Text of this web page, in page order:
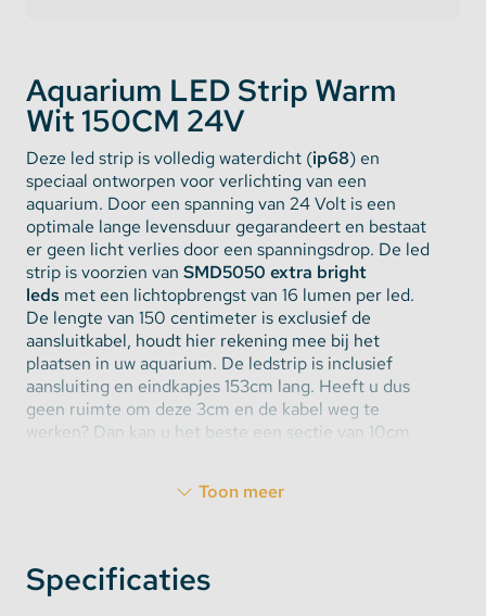
Aquarium LED Strip Warm
Wit 150CM 24V
Deze led strip is volledig waterdicht (ip68) en
speciaal ontworpen voor verlichting van een
aquarium. Door een spanning van 24 Volt is een
optimale lange levensduur gegarandeert en bestaat
er geen licht verlies door een spanningsdrop. De led
strip is voorzien van SMD5050 extra bright
leds met een lichtopbrengst van 16 lumen per led.
De lengte van 150 centimeter is exclusief de
aansluitkabel, houdt hier rekening mee bij het
plaatsen in uw aquarium. De ledstrip is inclusief
aansluiting en eindkapjes 153cm lang. Heeft u dus
geen ruimte om deze 3cm en de kabel weg te
werken? Dan kan u het beste een sectie van 10cm
aquarium led strip
Warm Wit is een kleur die past in elk aquarium. Door
Toon meer
Specificaties